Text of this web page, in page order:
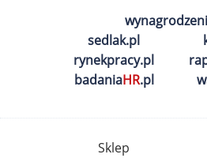
sedlak.pl
rynekpracy.pl
badaniaHR.pl
Sklep